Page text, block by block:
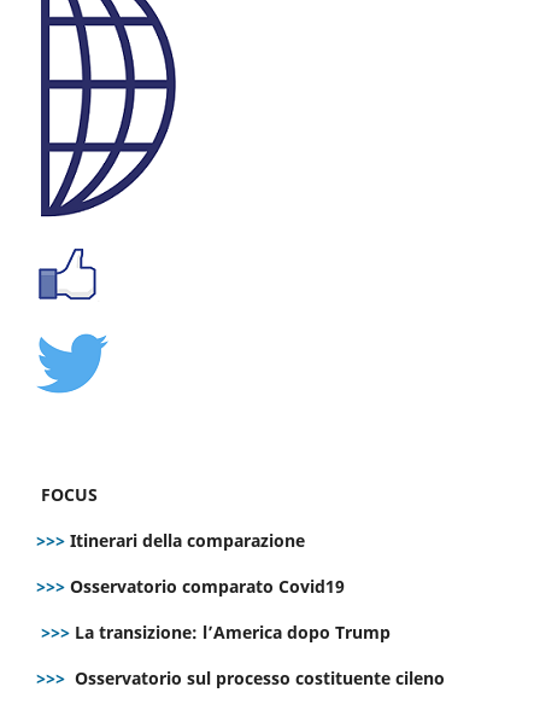
FOCUS
>>> Itinerari della comparazione
>>> Osservatorio comparato Covid19
>>> La transizione: l’America dopo Trump
>>> Osservatorio sul processo costituente cileno